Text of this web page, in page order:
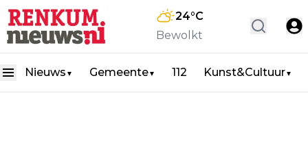
24°C
Bewolkt
Nieuws ▼ Gemeente▼ 112 Kunst&Cultuur▼